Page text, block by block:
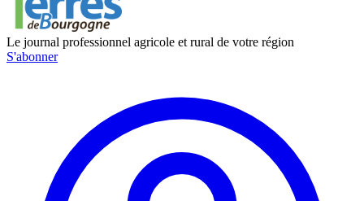
Le journal professionnel agricole et rural de votre région
S'abonner